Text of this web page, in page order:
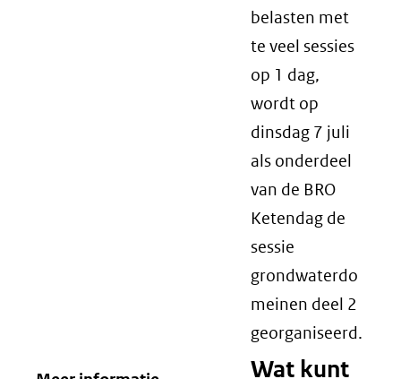
belasten met
te veel sessies
op 1 dag,
wordt op
dinsdag 7 juli
als onderdeel
van de BRO
Ketendag de
sessie
grondwaterdo
meinen deel 2
georganiseerd.
Wat kunt